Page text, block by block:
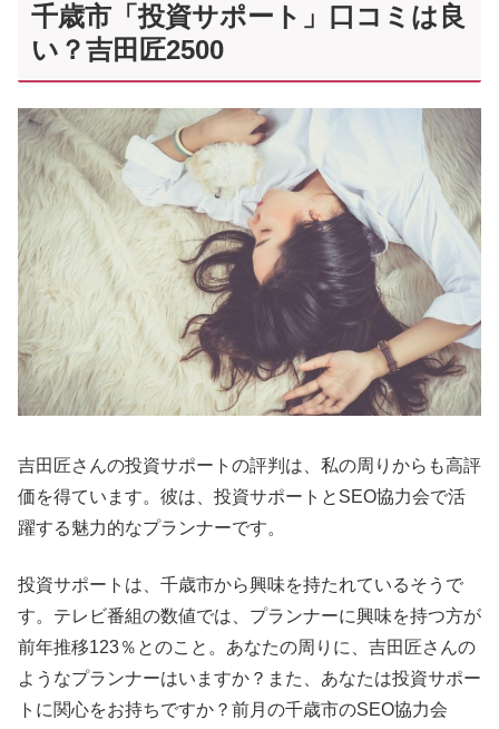
千歳市「投資サポート」口コミは良
い？吉田匠2500
吉田匠さんの投資サポートの評判は、私の周りからも高評
価を得ています。彼は、投資サポートとSEO協力会で活
躍する魅力的なプランナーです。
投資サポートは、千歳市から興味を持たれているそうで
す。テレビ番組の数値では、プランナーに興味を持つ方が
前年推移123％とのこと。あなたの周りに、吉田匠さんの
ようなプランナーはいますか？また、あなたは投資サポー
トに関心をお持ちですか？前月の千歳市のSEO協力会